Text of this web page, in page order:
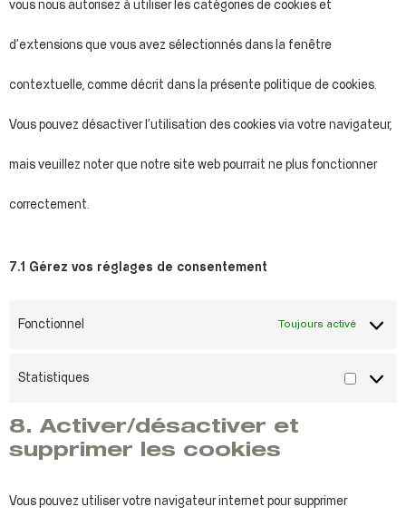
vous nous autorisez à utiliser les catégories de cookies et
d’extensions que vous avez sélectionnés dans la fenêtre
contextuelle, comme décrit dans la présente politique de cookies.
Vous pouvez désactiver l’utilisation des cookies via votre navigateur,
mais veuillez noter que notre site web pourrait ne plus fonctionner
correctement.
7.1 Gérez vos réglages de consentement
Fonctionnel Toujours activé
Statistiques
8. Activer/désactiver et
supprimer les cookies
Vous pouvez utiliser votre navigateur internet pour supprimer